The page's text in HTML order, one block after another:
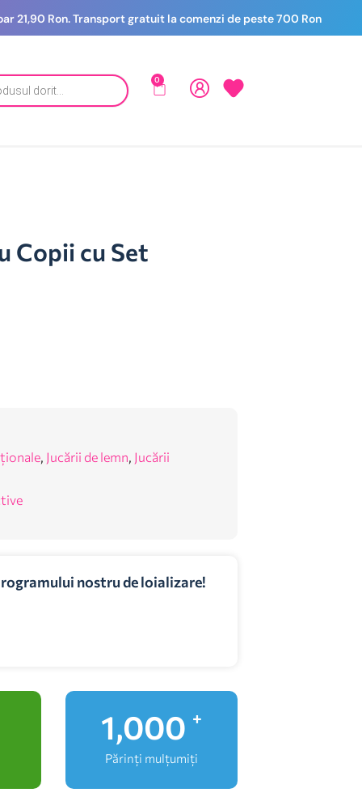
21,90 Ron. Transport gratuit la comenzi de peste 700 Ron
0
Copii cu Set
Jucării de lemn Jucării
nostru de loializare!
1,000 +
Părinți mulțumiți